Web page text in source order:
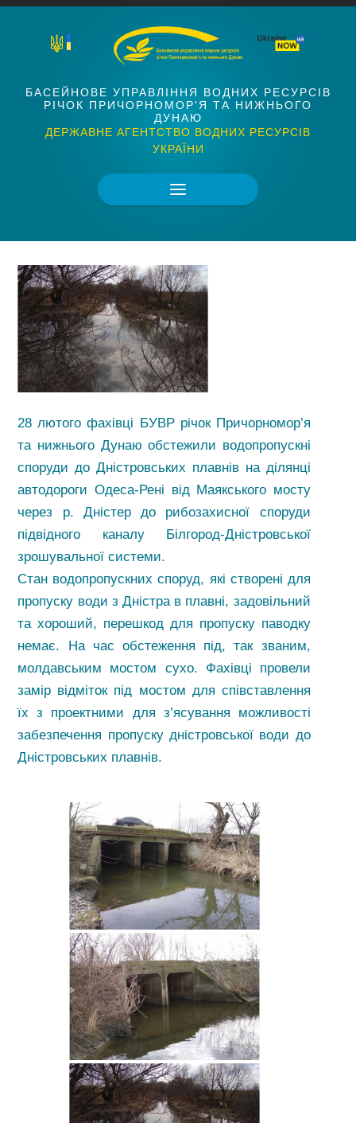
БАСЕЙНОВЕ УПРАВЛІННЯ ВОДНИХ РЕСУРСІВ
РІЧОК ПРИЧОРНОМОР'Я ТА НИЖНЬОГО
ДУНАЮ
ДЕРЖАВНЕ АГЕНТСТВО ВОДНИХ РЕСУРСІВ
УКРАЇНИ
28 лютого фахівці БУВР річок Причорномор’я
та нижнього Дунаю обстежили водопропускні
споруди до Дністровських плавнів на ділянці
автодороги Одеса-Рені від Маякського мосту
через р. Дністер до рибозахисної споруди
підвідного каналу Білгород-Дністровської
зрошувальної системи.
Стан водопропускних споруд, які створені для
пропуску води з Дністра в плавні, задовільний
та хороший, перешкод для пропуску паводку
немає. На час обстеження під, так званим,
молдавським мостом сухо. Фахівці провели
замір відміток під мостом для співставлення
їх з проектними для з’ясування можливості
забезпечення пропуску дністровської води до
Дністровських плавнів.